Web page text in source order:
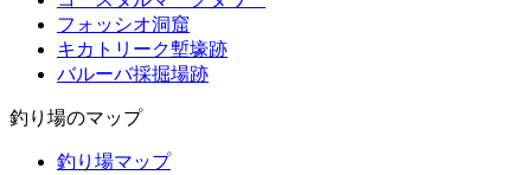
フォッシオ洞窟
キカトリーク塹壕跡
バルーバ採掘場跡
釣り場のマップ
釣り場マップ